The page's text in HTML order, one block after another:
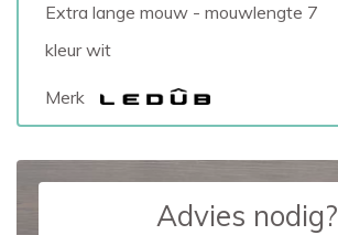
Extra lange mouw - mouwlengte 7
kleur wit
Merk
Advies nodig?